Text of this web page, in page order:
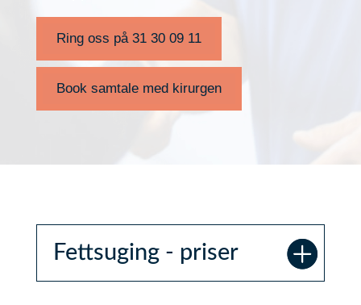
Ring oss på 31 30 09 11
Book samtale med kirurgen
Fettsuging - priser